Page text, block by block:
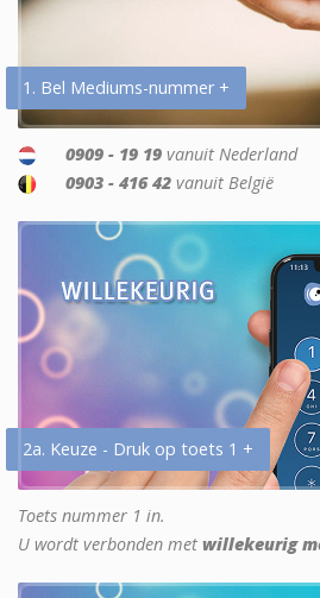
1. Bel Mediums-nummer +
0909 - 19 19 vanuit Nederland
0903 - 416 42 vanuit België
2a. Keuze - Druk op toets 1 +
Toets nummer 1 in.
U wordt verbonden met willekeurig